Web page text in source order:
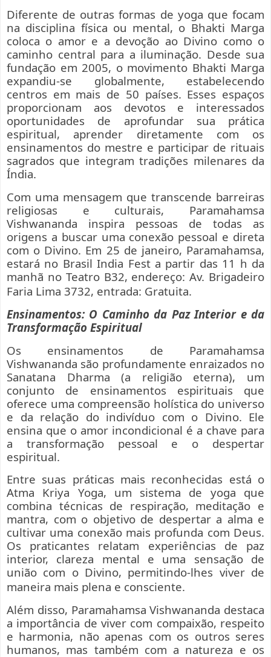
Diferente de outras formas de yoga que focam
na disciplina física ou mental, o Bhakti Marga
coloca o amor e a devoção ao Divino como o
caminho central para a iluminação. Desde sua
fundação em 2005, o movimento Bhakti Marga
expandiu-se globalmente, estabelecendo
centros em mais de 50 países. Esses espaços
proporcionam aos devotos e interessados
oportunidades de aprofundar sua prática
espiritual, aprender diretamente com os
ensinamentos do mestre e participar de rituais
sagrados que integram tradições milenares da
Índia.
Com uma mensagem que transcende barreiras
religiosas e culturais, Paramahamsa
Vishwananda inspira pessoas de todas as
origens a buscar uma conexão pessoal e direta
com o Divino. Em 25 de janeiro, Paramahamsa,
estará no Brasil India Fest a partir das 11 h da
manhã no Teatro B32, endereço: Av. Brigadeiro
Faria Lima 3732, entrada: Gratuita.
Ensinamentos: O Caminho da Paz Interior e da
Transformação Espiritual
Os ensinamentos de Paramahamsa
Vishwananda são profundamente enraizados no
Sanatana Dharma (a religião eterna), um
conjunto de ensinamentos espirituais que
oferece uma compreensão holística do universo
e da relação do indivíduo com o Divino. Ele
ensina que o amor incondicional é a chave para
a transformação pessoal e o despertar
espiritual.
Entre suas práticas mais reconhecidas está o
Atma Kriya Yoga, um sistema de yoga que
combina técnicas de respiração, meditação e
mantra, com o objetivo de despertar a alma e
cultivar uma conexão mais profunda com Deus.
Os praticantes relatam experiências de paz
interior, clareza mental e uma sensação de
união com o Divino, permitindo-lhes viver de
maneira mais plena e consciente.
Além disso, Paramahamsa Vishwananda destaca
a importância de viver com compaixão, respeito
e harmonia, não apenas com os outros seres
humanos, mas também com a natureza e os